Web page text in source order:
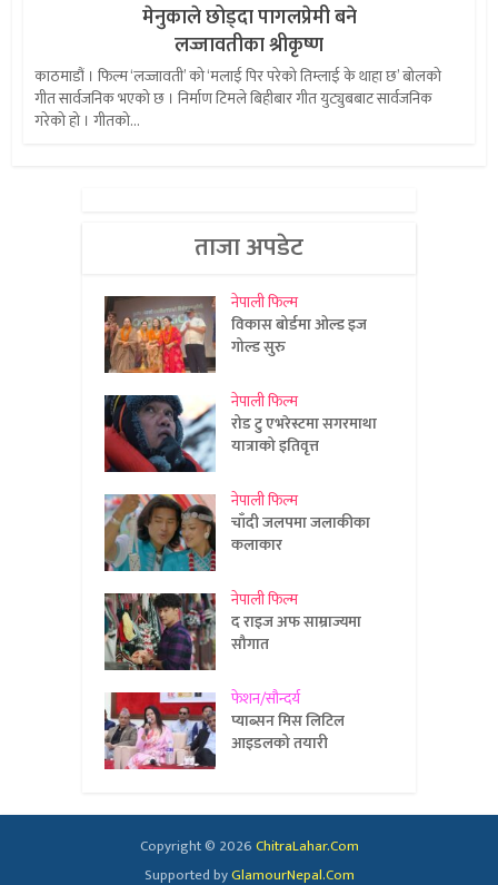
मेनुकाले छोड्दा पागलप्रेमी बने
लज्जावतीका श्रीकृष्ण
काठमाडौं । फिल्म ‘लज्जावती’ को ‘मलाई पिर परेको तिम्लाई के थाहा छ’ बोलको
गीत सार्वजनिक भएको छ । निर्माण टिमले बिहीबार गीत युट्युबबाट सार्वजनिक
गरेको हो । गीतको...
ताजा अपडेट
नेपाली फिल्म
विकास बोर्डमा ओल्ड इज
गोल्ड सुरु
नेपाली फिल्म
रोड टु एभरेस्टमा सगरमाथा
यात्राको इतिवृत्त
नेपाली फिल्म
चाँदी जलपमा जलाकीका
कलाकार
नेपाली फिल्म
द राइज अफ साम्राज्यमा
सौगात
फेशन/सौन्दर्य
प्याब्सन मिस लिटिल
आइडलको तयारी
Copyright © 2026ChitraLahar.Com
Supported byGlamourNepal.Com